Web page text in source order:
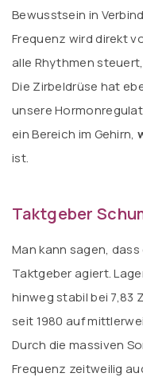
Bewusstsein in
Frequenz wird direkt
alle Rhythmen
Die Zirbeldrüse hat
unsere
ein Bereich im Gehirn,
ist.
Taktgeber
Man kann sagen,
Taktgeber agiert.
hinweg stabil bei 7,83
seit 1980 auf
Durch die massiven
Frequenz zeitweilig